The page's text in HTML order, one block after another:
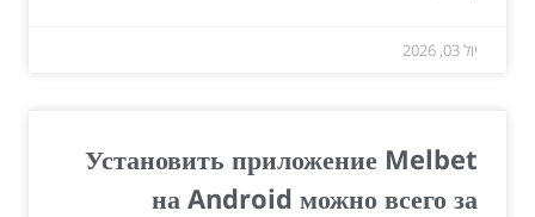
יול 03, 2026
Установить приложение Melbet
на Android можно всего за